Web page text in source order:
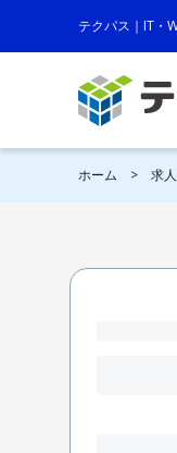
テクパス｜IT・
ホーム 求